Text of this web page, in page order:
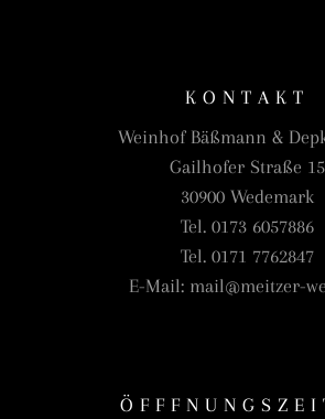
KONTAKT
Weinhof Bäßmann &
Gailhofer Straße 15
30900 Wedemark
Tel. 0173 6057886
Tel. 0171 7762847
E-Mail: mail@meitzer-